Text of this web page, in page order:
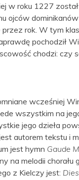
w roku 1227
ojców
rok. W tym
pochodził
chodzi: czy
wcześniej
wszystkim na
jego dzieła
autorem tekstu i
jest hymn Gaude
na melodii chorału
z Kielczy jest: